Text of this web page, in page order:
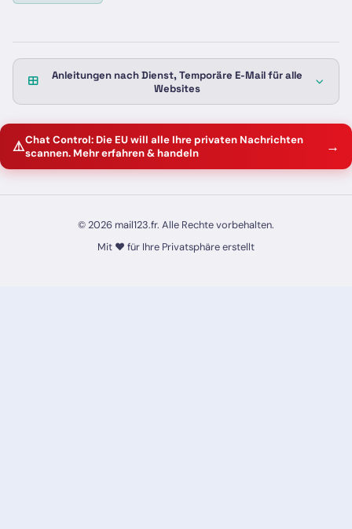
Anleitungen nach Dienst, Temporäre E-Mail für alle
Websites
⚠️Chat Control: Die EU will alle Ihre privaten Nachrichten
scannen. Mehr erfahren & handeln
→
© 2026 mail123.fr. Alle Rechte vorbehalten.
Mit ❤️ für Ihre Privatsphäre erstellt